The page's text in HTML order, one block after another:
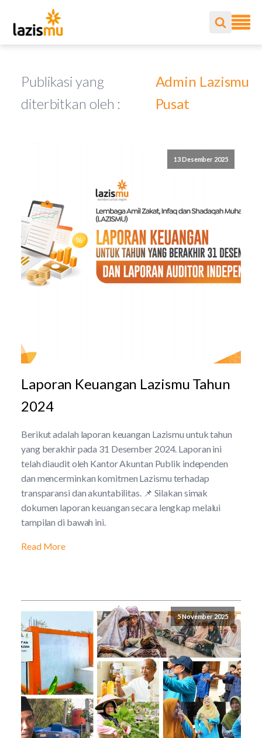
Publikasi yang
diterbitkan oleh :
Admin Lazismu
Pusat
13 Desember 2025
Laporan Keuangan Lazismu Tahun
2024
Berikut adalah laporan keuangan Lazismu untuk tahun
yang berakhir pada 31 Desember 2024. Laporan ini
telah diaudit oleh Kantor Akuntan Publik independen
dan mencerminkan komitmen Lazismu terhadap
transparansi dan akuntabilitas. 📌 Silakan simak
dokumen laporan keuangan secara lengkap melalui
tampilan di bawah ini.
Read More
5 November 2025